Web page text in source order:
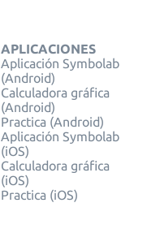
APLICACIONES
Aplicación Symbolab
(Android)
Calculadora gráfica
(Android)
Practica (Android)
Aplicación Symbolab
(iOS)
Calculadora gráfica
(iOS)
Practica (iOS)